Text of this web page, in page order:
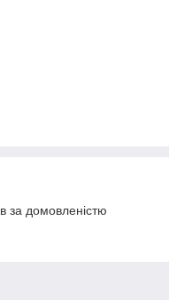
за домовленістю